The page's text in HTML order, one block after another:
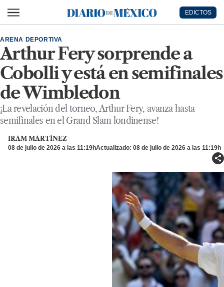
Diario de México
EDICTOS
Arthur Fery sorprende a
Cobolli y está en semifinales
de Wimbledon
ARENA DEPORTIVA
¡La revelación del torneo, Arthur Fery, avanza hasta
semifinales en el Grand Slam londinense!
IRAM MARTÍNEZ
08 de julio de 2026 a las 11:19hActualizado: 08 de julio de 2026 a las 11:19h